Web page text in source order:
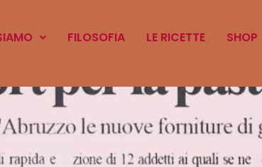
FILOSOFIA LE RICETTE SHOP